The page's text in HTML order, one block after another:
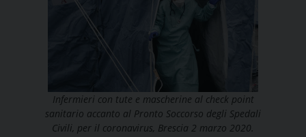
Infermieri con tute e mascherine al check point
sanitario accanto al Pronto Soccorso degli Spedali
Civili, per il coronavirus, Brescia 2 marzo 2020.